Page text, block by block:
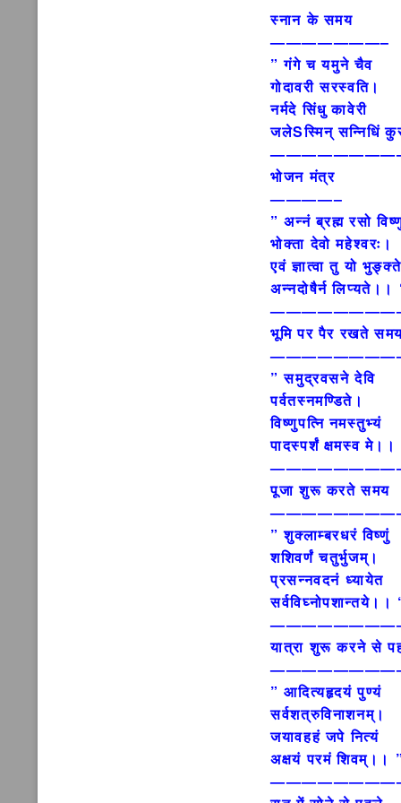
स्नान के समय
———————–
” गंगे च यमुने चैव
गोदावरी सरस्वति।
नर्मदे सिंधु कावेरी
जलेSस्मिन् सन्निधिं
भोजन मंत्र
————–
” अन्नं ब्रह्म रसो
भोक्ता देवो महेश्वरः।
एवं ज्ञात्वा तु यो भुङ्क्ते
अन्नदोषैर्न लिप्यते।।
भूमि पर पैर रखते
” समुद्रवसने देवि
पर्वतस्नमण्डिते।
विष्णुपत्नि नमस्तुभ्यं
पादस्पर्शं क्षमस्व मे।।
पूजा शुरू करते समय
” शुक्लाम्बरधरं विष्णुं
शशिवर्णं चतुर्भुजम्।
प्रसन्नवदनं ध्यायेत
सर्वविघ्नोपशान्तये।।
यात्रा शुरू करने से
” आदित्यहृदयं पुण्यं
सर्वशत्रुविनाशनम्।
जयावहहं जपे नित्यं
अक्षयं परमं शिवम्।। ”